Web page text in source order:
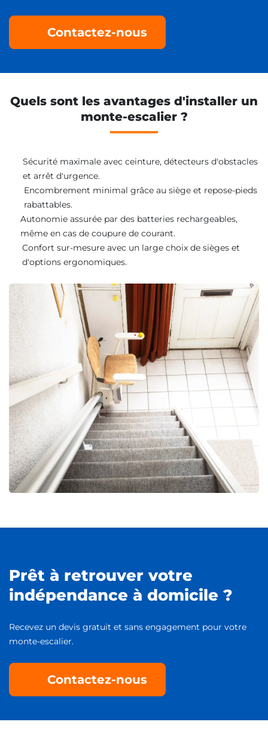
Contactez-nous
Quels sont les avantages d'installer un
monte-escalier ?
Sécurité maximale avec ceinture, détecteurs d'obstacles
et arrêt d'urgence.
Encombrement minimal grâce au siège et repose-pieds
rabattables.
Autonomie assurée par des batteries rechargeables,
même en cas de coupure de courant.
Confort sur-mesure avec un large choix de sièges et
d'options ergonomiques.
Prêt à retrouver votre
indépendance à domicile ?
Recevez un devis gratuit et sans engagement pour votre
monte-escalier.
Contactez-nous